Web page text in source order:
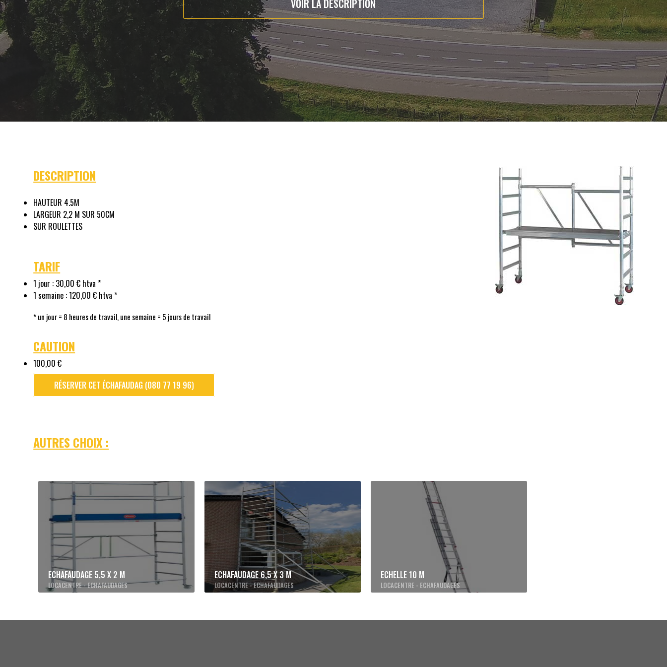
VOIR LA DESCRIPTION
DESCRIPTION
HAUTEUR 4.5M
LARGEUR 2,2 M SUR 50CM
SUR ROULETTES
TARIF
1 jour : 30,00 € htva *
1 semaine : 120,00 € htva *
* un jour = 8 heures de travail, une semaine = 5 jours de travail
CAUTION
100,00 €
RÉSERVER CET ÉCHAFAUDAG (080 77 19 96)
AUTRES CHOIX :
ECHAFAUDAGE 5,5 X 2 M
LOCACENTRE - ECHAFAUDAGES
ECHAFAUDAGE6,5 X 3 M
LOCACENTRE - ECHAFAUDAGES
ECHELLE 10 M
LOCACENTRE - ECHAFAUDAGES